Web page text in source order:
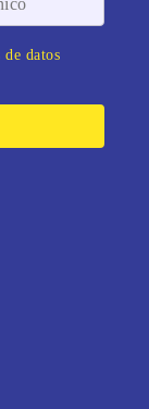
de datos